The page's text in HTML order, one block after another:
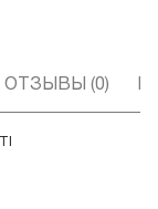
ОТЗЫВЫ (0)